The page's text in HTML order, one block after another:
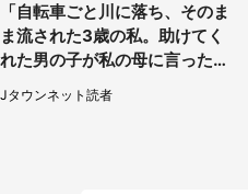
「自転車ごと川に落ち、そのま
ま流された3歳の私。助けてく
れた男の子が私の母に言ったの
は...」（千葉県・20代女性）
Jタウンネット読者